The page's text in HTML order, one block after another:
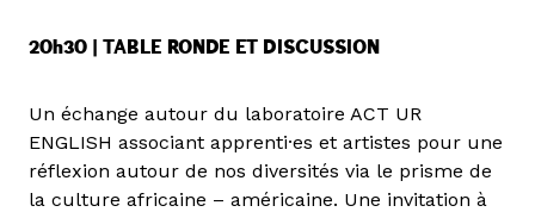
20h30 | TABLE RONDE ET DISCUSSION
Un échange autour du laboratoire ACT UR
ENGLISH associant apprenti·es et artistes pour une
réflexion autour de nos diversités via le prisme de
la culture africaine – américaine. Une invitation à